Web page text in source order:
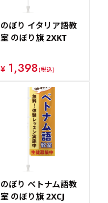
のぼり イタリア語教
室 のぼり旗 2XKT
¥ 1,398(税込)
のぼり ベトナム語教
室 のぼり旗 2XCJ